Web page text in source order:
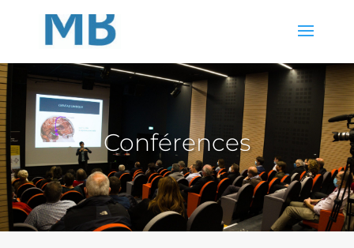
Conférences